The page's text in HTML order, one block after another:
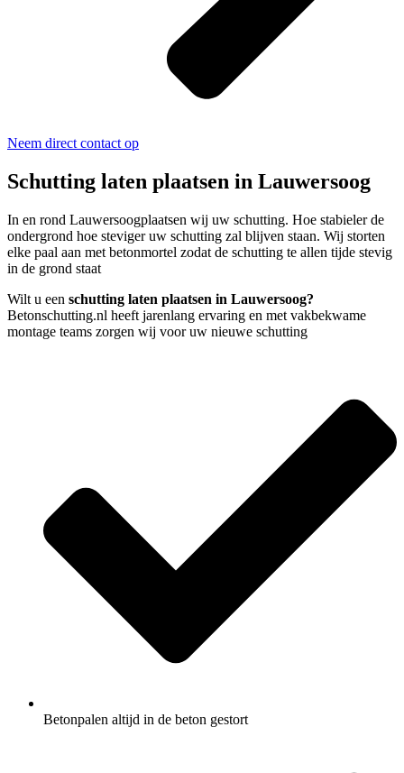
Neem direct contact op
Schutting laten plaatsen in Lauwersoog
In en rond Lauwersoogplaatsen wij uw schutting. Hoe stabieler de
ondergrond hoe steviger uw schutting zal blijven staan. Wij storten
elke paal aan met betonmortel zodat de schutting te allen tijde stevig
in de grond staat
Wilt u een schutting laten plaatsen in Lauwersoog?
Betonschutting.nl heeft jarenlang ervaring en met vakbekwame
montage teams zorgen wij voor uw nieuwe schutting
Betonpalen altijd in de beton gestort